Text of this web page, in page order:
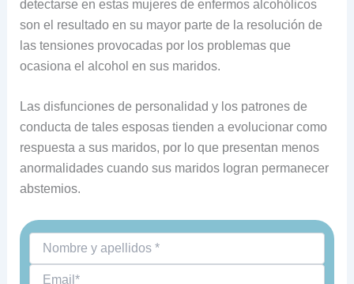
detectarse en estas mujeres de enfermos alcohólicos
son el resultado en su mayor parte de la resolución de
las tensiones provocadas por los problemas que
ocasiona el alcohol en sus maridos.
Las disfunciones de personalidad y los patrones de
conducta de tales esposas tienden a evolucionar como
respuesta a sus maridos, por lo que presentan menos
anormalidades cuando sus maridos logran permanecer
abstemios.